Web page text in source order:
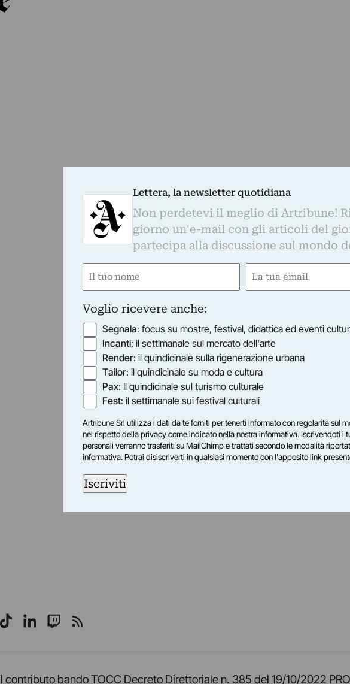
WhatsApp
su Telegram
Seguici su TikTok
Seguici su LinkedIn
Seguici su Twitch
Seguici su Rss
contributo bando TOCC Decreto Direttoriale n. 385 del 19/10/2022
Lettera, la newsletter quotidiana
Non perdetevi il meglio di Artribune!
giorno un'e-mail con gli articoli del
partecipa alla discussione sul mondo
Nome
Email
Voglio ricevere anche:
Segnala: focus su mostre, festival, didattica ed eventi
Incanti: il settimanale sul mercato dell'arte
Render: il quindicinale sulla rigenerazione urbana
Tailor: il quindicinale su moda e cultura
Pax: Il quindicinale sul turismo culturale
Fest: il settimanale sui festival culturali
Artribune Srl utilizza i dati da te forniti per tenerti informato con regolarità sul
nel rispetto della privacy come indicato nellanostra informativa. Iscrivendoti i
personali verranno trasferiti su MailChimp e trattati secondo le modalità
informativa. Potrai disiscriverti in qualsiasi momento con l'apposito link
Iscriviti